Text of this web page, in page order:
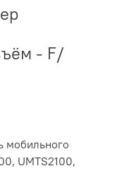
- F/
мобильного
UMTS2100,